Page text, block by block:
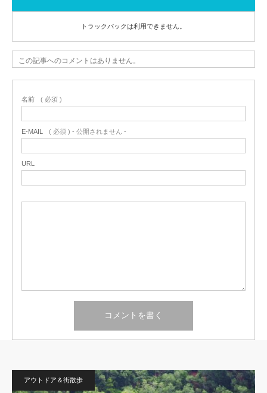
トラックバックは利用できません。
この記事へのコメントはありません。
名前 ( 必須 )
E-MAIL ( 必須 ) - 公開されません -
URL
アウトドア＆街散歩